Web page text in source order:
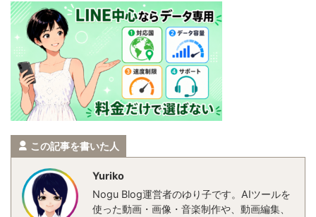
この記事を書いた人
Yuriko
Nogu Blog運営者のゆり子です。AIツールを
使った動画・画像・音楽制作や、動画編集、